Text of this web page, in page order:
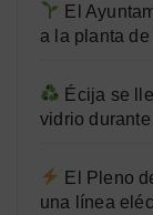
El
a la planta
Écija se
vidrio
El Pleno
una línea